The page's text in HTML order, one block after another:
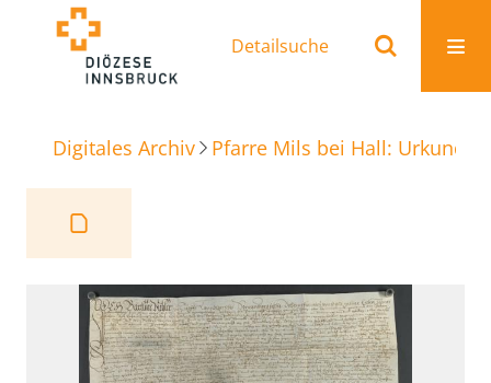
Detailsuche
Digitales Archiv Pfarre Mils bei Hall: Urkunden